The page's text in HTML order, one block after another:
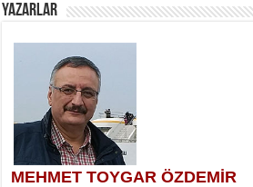
YAZARLAR
MEHMET TOYGAR ÖZDEMİR